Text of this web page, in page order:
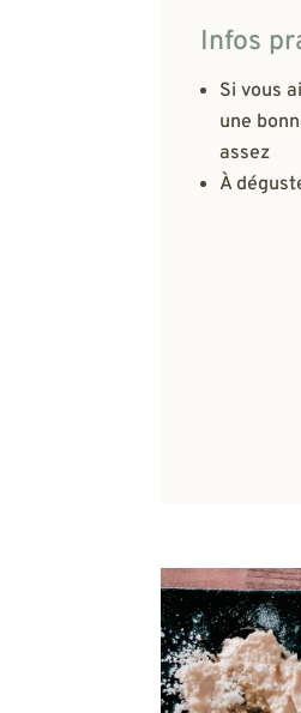
Infos
Si vous
une
assez
À